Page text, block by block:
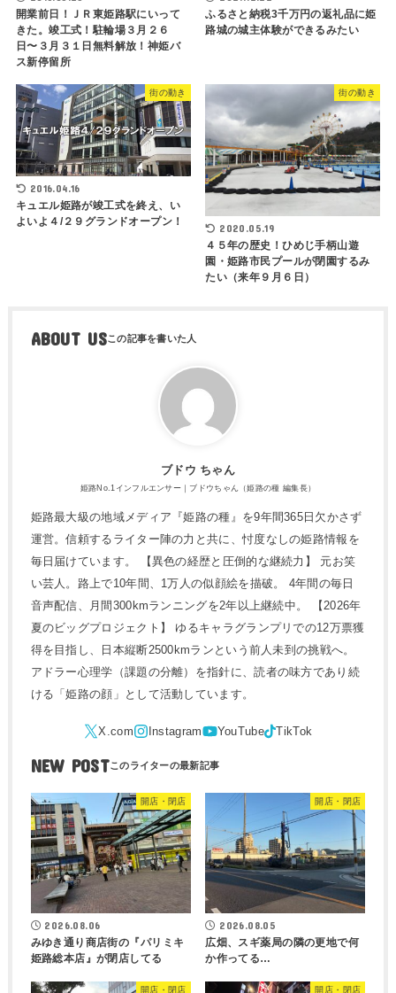
開業前日！ＪＲ東姫路駅にいって
きた。竣工式！駐輪場３月２６
日〜３月３１日無料解放！神姫バ
ス新停留所
ふるさと納税3千万円の返礼品に姫
路城の城主体験ができるみたい
街の動き
2016.04.16
キュエル姫路が竣工式を終え、い
よいよ４/２９グランドオープン！
街の動き
2020.05.19
４５年の歴史！ひめじ手柄山遊
園・姫路市民プールが閉園するみ
たい（来年９月６日）
ABOUT US
ブドウ ちゃん
姫路No.1インフルエンサー｜ブドウちゃん（姫路の種 編集長）
姫路最大級の地域メディア『姫路の種』を9年間365日欠かさず
運営。信頼するライター陣の力と共に、忖度なしの姫路情報を
毎日届けています。 【異色の経歴と圧倒的な継続力】 元お笑
い芸人。路上で10年間、1万人の似顔絵を描破。 4年間の毎日
音声配信、月間300kmランニングを2年以上継続中。 【2026年
夏のビッグプロジェクト】 ゆるキャラグランプリでの12万票獲
得を目指し、日本縦断2500kmランという前人未到の挑戦へ。
アドラー心理学（課題の分離）を指針に、読者の味方であり続
ける「姫路の顔」として活動しています。
NEW POST
開店・閉店
2026.08.06
みゆき通り商店街の『パリミキ
姫路総本店』が閉店してる
開店・閉店
2026.08.05
広畑、スギ薬局の隣の更地で何
か作ってる…
開店・閉店 開店・閉店